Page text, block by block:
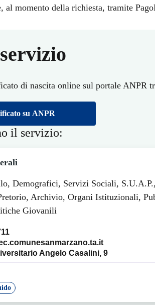
al momento della richiesta, tramite
di nascita online sul portale ANPR
su ANPR
il servizio:
Demografici, Servizi Sociali,
Archivio, Organi Istituzionali,
Giovanili
Angelo Casalini, 9